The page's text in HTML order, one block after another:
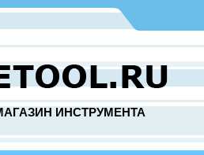
ИНСТРУМЕНТА